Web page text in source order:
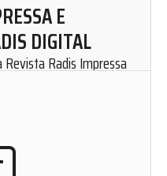
E
DIGITAL
Radis Impressa